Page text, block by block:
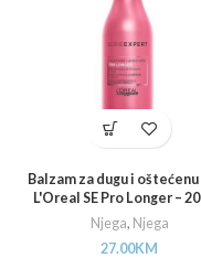
Balzam za dugu i oštećenu
L'Oreal SE Pro Longer –
Njega, Njega
27.00KM